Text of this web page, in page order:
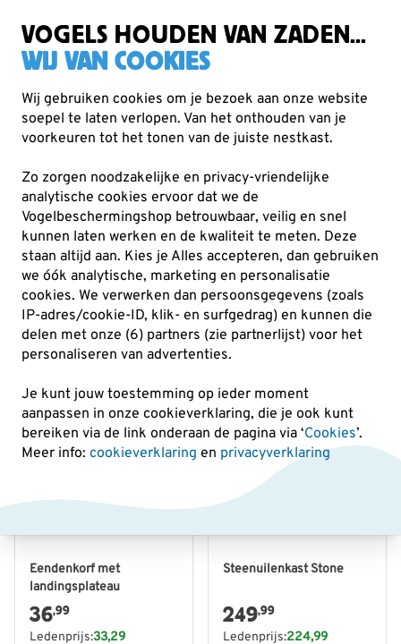
VOGELS HOUDEN VAN ZADEN...
WIJ VAN COOKIES
Wij gebruiken cookies om je bezoek aan onze website
soepel te laten verlopen. Van het onthouden van je
voorkeuren tot het tonen van de juiste nestkast.
Zo zorgen noodzakelijke en privacy-vriendelijke
analytische cookies ervoor dat we de
Vogelbeschermingshop betrouwbaar, veilig en snel
kunnen laten werken en de kwaliteit te meten. Deze
staan altijd aan. Kies je Alles accepteren, dan gebruiken
we óók analytische, marketing en personalisatie
cookies. We verwerken dan persoonsgegevens (zoals
IP-adres/cookie-ID, klik- en surfgedrag) en kunnen die
delen met onze (6) partners (zie partnerlijst) voor het
personaliseren van advertenties.
Je kunt jouw toestemming op ieder moment
aanpassen in onze cookieverklaring, die je ook kunt
bereiken via de link onderaan de pagina via ‘Cookies’.
Meer info: cookieverklaring en privacyverklaring
Nestkasten en vogelhuisjes
Niet elke vogel nestelt in een standaardkast. In de
categorie overige nestkasten vind je gespecialiseerde
modellen voor minder algemeen voorkomende so Lees
meer
8producten
NIEUW
Eendenkorf met
landingsplateau
36,99
Ledenprijs:33,29
Steenuilenkast Stone
249,99
Ledenprijs:224,99